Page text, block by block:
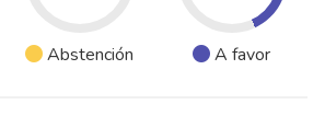
Abstención A favor